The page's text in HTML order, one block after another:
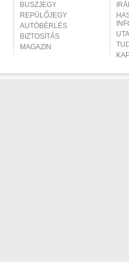
BUSZJEGY
REPÜLŐJEGY
AUTÓBÉRLÉS
BIZTOSÍTÁS
MAGAZIN